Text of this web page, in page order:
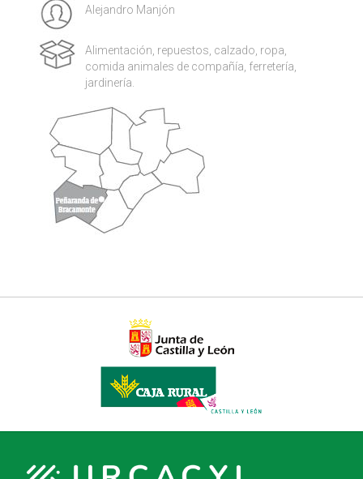
Alejandro Manjón
Alimentación, repuestos, calzado, ropa,
comida animales de compañía, ferretería,
jardinería.